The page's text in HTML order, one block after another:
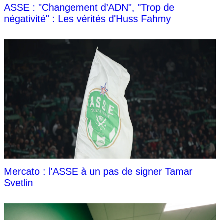
ASSE : "Changement d’ADN", "Trop de
négativité" : Les vérités d'Huss Fahmy
Mercato : l'ASSE à un pas de signer Tamar
Svetlin